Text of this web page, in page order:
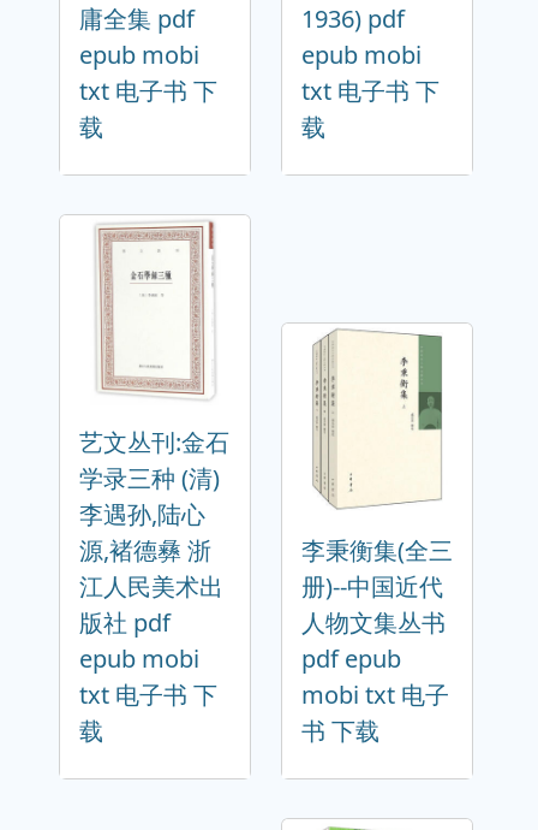
庸全集 pdf
epub mobi
txt 电子书 下
载
1936) pdf
epub mobi
txt 电子书 下
载
艺文丛刊:金石
学录三种 (清)
李遇孙,陆心
源,褚德彝 浙
江人民美术出
版社 pdf
epub mobi
txt 电子书 下
载
李秉衡集(全三
册)--中国近代
人物文集丛书
pdf epub
mobi txt 电子
书 下载